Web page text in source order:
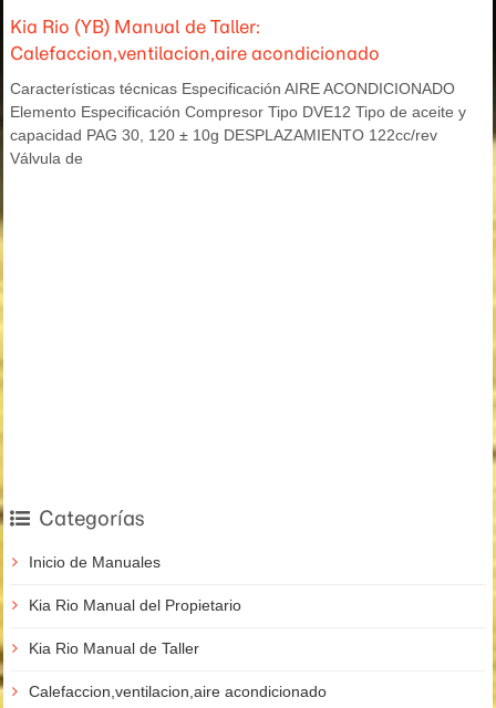
Kia Rio (YB) Manual de Taller:
Calefaccion,ventilacion,aire acondicionado
Características técnicas Especificación AIRE ACONDICIONADO
Elemento Especificación Compresor Tipo DVE12 Tipo de aceite y
capacidad PAG 30, 120 ± 10g DESPLAZAMIENTO 122cc/rev
Válvula de
Categorías
Inicio de Manuales
Kia Rio Manual del Propietario
Kia Rio Manual de Taller
Calefaccion,ventilacion,aire acondicionado